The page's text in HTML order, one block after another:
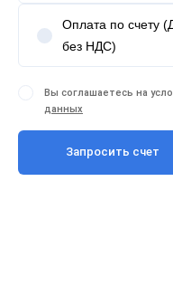
Оплата по счету
без НДС)
Вы соглашаетесь на
данных